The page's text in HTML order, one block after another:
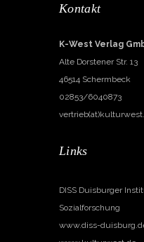
Kontakt
K-West Verlag
Alte Dorstener Str. 13
46514 Schermbeck
02853/6040873
Links
DISS Duisburger
Sozialforschung
www.diss-